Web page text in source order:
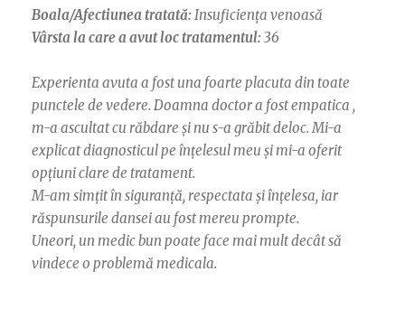
Boala/Afectiunea tratată: Insuficiența venoasă
Vârsta la care a avut loc tratamentul: 36
Experienta avuta a fost una foarte placuta din toate
punctele de vedere. Doamna doctor a fost empatica ,
m-a ascultat cu răbdare și nu s-a grăbit deloc. Mi-a
explicat diagnosticul pe înțelesul meu și mi-a oferit
opțiuni clare de tratament.
M-am simțit în siguranță, respectata și înțelesa, iar
răspunsurile dansei au fost mereu prompte.
Uneori, un medic bun poate face mai mult decât să
vindece o problemă medicala.